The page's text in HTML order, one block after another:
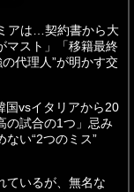
アは…契約書から大
マスト」「移籍最終
代理人”が明かす交
国vsイタリアから20
試合の1つ」忌み
ない“2つのミス”
ているが、無名な